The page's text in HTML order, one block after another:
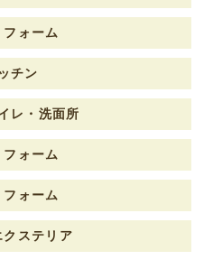
フォーム
チン
レ・洗面所
フォーム
フォーム
クステリア